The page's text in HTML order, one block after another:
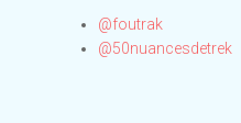
@foutrak
@50nuancesdetrek